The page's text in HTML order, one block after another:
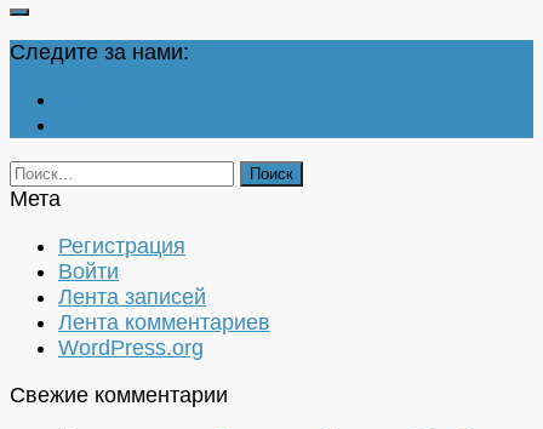
Следите за нами:
Найти:
Мета
Регистрация
Войти
Лента записей
Лента комментариев
WordPress.org
Свежие комментарии